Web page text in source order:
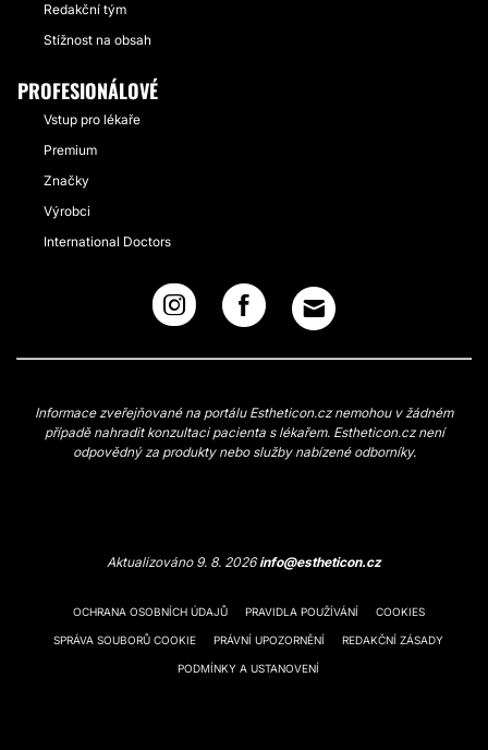
Redakční tým
Stížnost na obsah
PROFESIONÁLOVÉ
Vstup pro lékaře
Premium
Značky
Výrobci
International Doctors
Informace zveřejňované na portálu Estheticon.cz nemohou v žádném
případě nahradit konzultaci pacienta s lékařem. Estheticon.cz není
odpovědný za produkty nebo služby nabízené odborníky.
Aktualizováno 9. 8. 2026info@estheticon.cz
OCHRANA OSOBNÍCH ÚDAJŮ PRAVIDLA POUŽÍVÁNÍ COOKIES
SPRÁVA SOUBORŮ COOKIE PRÁVNÍ UPOZORNĚNÍ REDAKČNÍ ZÁSADY
PODMÍNKY A USTANOVENÍ